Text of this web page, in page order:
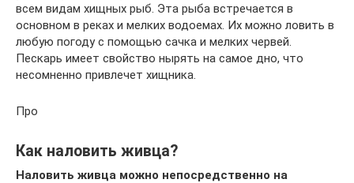
всем видам хищных рыб. Эта рыба встречается в
основном в реках и мелких водоемах. Их можно ловить в
любую погоду с помощью сачка и мелких червей.
Пескарь имеет свойство нырять на самое дно, что
несомненно привлечет хищника.
Про
Как наловить живца?
Наловить живца можно непосредственно на